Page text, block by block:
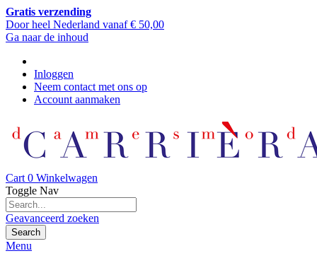
Gratis verzending
Door heel Nederland vanaf € 50,00
Ga naar de inhoud
Inloggen
Neem contact met ons op
Account aanmaken
Cart 0 Winkelwagen
Toggle Nav
Geavanceerd zoeken
Search
Menu